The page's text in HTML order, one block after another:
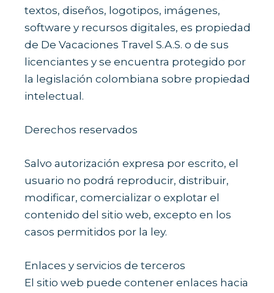
textos, diseños, logotipos, imágenes,
software y recursos digitales, es propiedad
de De Vacaciones Travel S.A.S. o de sus
licenciantes y se encuentra protegido por
la legislación colombiana sobre propiedad
intelectual.
Derechos reservados
Salvo autorización expresa por escrito, el
usuario no podrá reproducir, distribuir,
modificar, comercializar o explotar el
contenido del sitio web, excepto en los
casos permitidos por la ley.
Enlaces y servicios de terceros
El sitio web puede contener enlaces hacia